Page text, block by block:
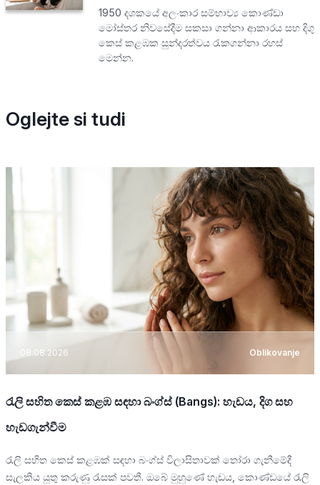
1950 දශකයේ අලංකාර සම්භාව්‍ය කොණ්ඩා
මෝස්තර නිවසේදීම සකසා ගන්නා ආකාරය සහ දිගු
කෙස් කළඹක සුන්දරත්වය රැකගන්නා රහස්
මෙන්න.
Oglejte si tudi
08.08.2026 Oblikovanje
රැලි සහිත කෙස් කළඹ සඳහා බංග්ස් (Bangs): හැඩය, දිග සහ
හැඩගැන්වීම
රැලි සහිත කෙස් කළඹක් සඳහා බංග්ස් විලාසිතාවක් තෝරා ගැනීමේදී
සැලකිය යුතු කරුණු රැසක් පවතී. ඔබේ මුහුණේ හැඩය, කොණ්ඩයේ රැලි